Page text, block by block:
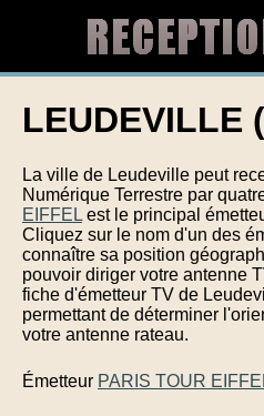
LEUDEVILLE
La ville de Leudeville peut
Numérique Terrestre par
EIFFEL est le principal
Cliquez sur le nom d'un des
connaître sa position
pouvoir diriger votre antenne
fiche d'émetteur TV de
permettant de déterminer
votre antenne rateau.
Émetteur PARIS TOUR